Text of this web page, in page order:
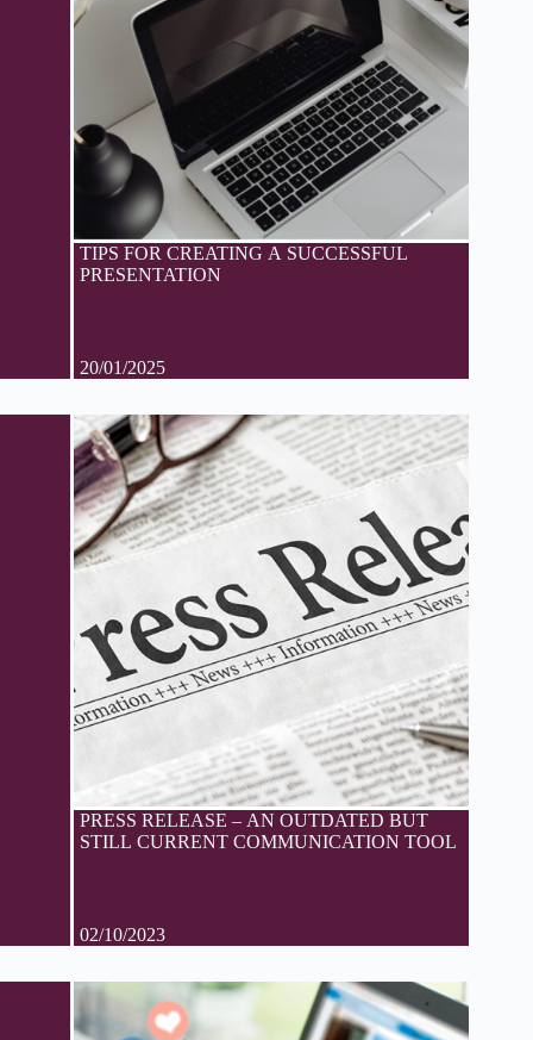
TIPS FOR CREATING A SUCCESSFUL
PRESENTATION
20/01/2025
PRESS RELEASE – AN OUTDATED BUT
STILL CURRENT COMMUNICATION TOOL
02/10/2023